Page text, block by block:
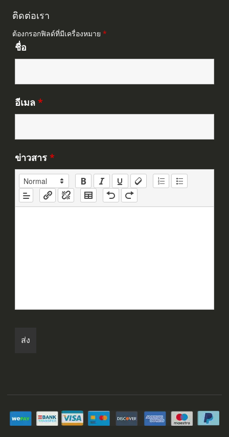
ติดต่อเรา
ต้องกรอกฟิลด์ที่มีเครื่องหมาย *
ชื่อ
อีเมล *
ข่าวสาร *